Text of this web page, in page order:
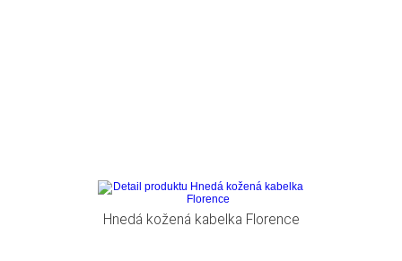
Hnedá kožená kabelka Florence